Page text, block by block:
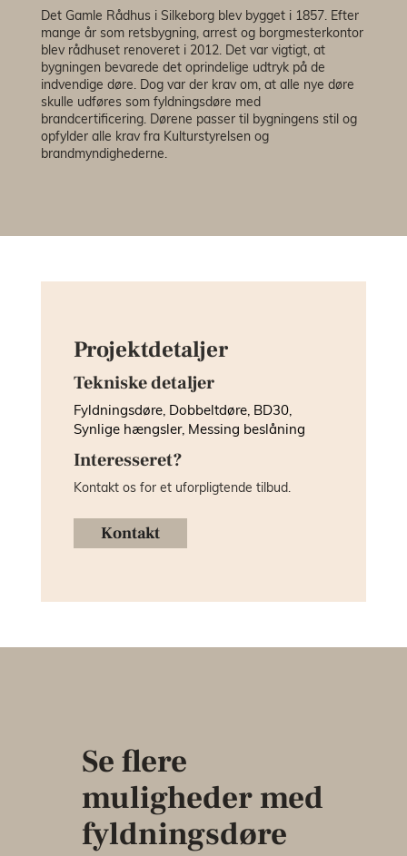
Det Gamle Rådhus i Silkeborg blev bygget i 1857. Efter
mange år som retsbygning, arrest og borgmesterkontor
blev rådhuset renoveret i 2012. Det var vigtigt, at
bygningen bevarede det oprindelige udtryk på de
indvendige døre. Dog var der krav om, at alle nye døre
skulle udføres som fyldningsdøre med
brandcertificering. Dørene passer til bygningens stil og
opfylder alle krav fra Kulturstyrelsen og
brandmyndighederne.
Projektdetaljer
Tekniske detaljer
Fyldningsdøre, Dobbeltdøre, BD30,
Synlige hængsler, Messing beslåning
Interesseret?
Kontakt os for et uforpligtende tilbud.
Kontakt
Se flere
muligheder med
fyldningsdøre